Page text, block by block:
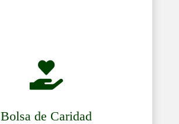

Bolsa de Caridad